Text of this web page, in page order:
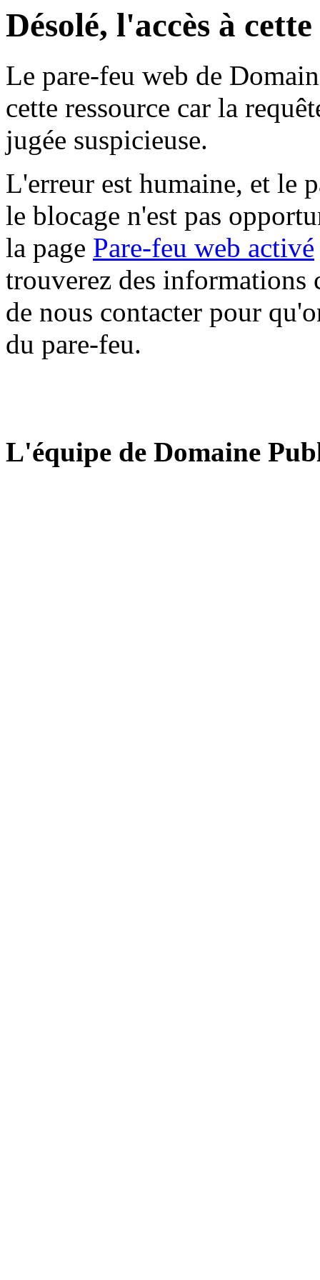
Désolé, l'accès à
Le pare-feu web de
cette ressource car la
jugée suspicieuse.
L'erreur est humaine, et le
le blocage n'est pas
la page Pare-feu web activé
trouverez des informations
de nous contacter pour
du pare-feu.
L'équipe de Domaine